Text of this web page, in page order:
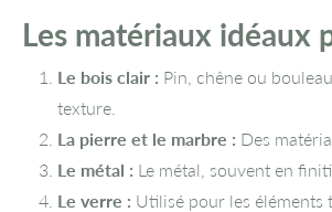
Les matériaux idéaux
Le bois clair : Pin, chêne ou
texture.
La pierre et le marbre : Des
Le métal : Le métal, souvent en
Le verre : Utilisé pour les éléments